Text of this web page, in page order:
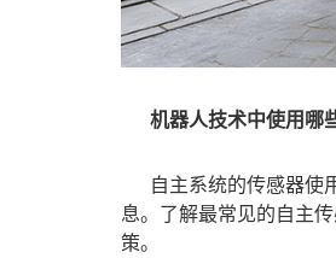
机器人技术中使用哪
自主系统的传感器使
息。了解最常见的自主
策。